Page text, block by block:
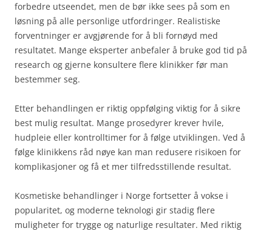
forbedre utseendet, men de bør ikke sees på som en
løsning på alle personlige utfordringer. Realistiske
forventninger er avgjørende for å bli fornøyd med
resultatet. Mange eksperter anbefaler å bruke god tid på
research og gjerne konsultere flere klinikker før man
bestemmer seg.
Etter behandlingen er riktig oppfølging viktig for å sikre
best mulig resultat. Mange prosedyrer krever hvile,
hudpleie eller kontrolltimer for å følge utviklingen. Ved å
følge klinikkens råd nøye kan man redusere risikoen for
komplikasjoner og få et mer tilfredsstillende resultat.
Kosmetiske behandlinger i Norge fortsetter å vokse i
popularitet, og moderne teknologi gir stadig flere
muligheter for trygge og naturlige resultater. Med riktig